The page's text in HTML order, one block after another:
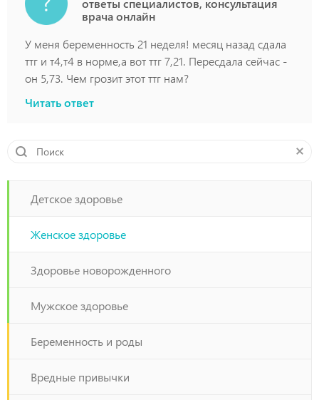
ответы специалистов, консультация
врача онлайн
У меня беременность 21 неделя! месяц назад сдала
ттг и т4,т4 в норме,а вот ттг 7,21. Пересдала сейчас -
он 5,73. Чем грозит этот ттг нам?
Читать ответ
Детское здоровье
Женское здоровье
Здоровье новорожденного
Мужское здоровье
Беременность и роды
Вредные привычки